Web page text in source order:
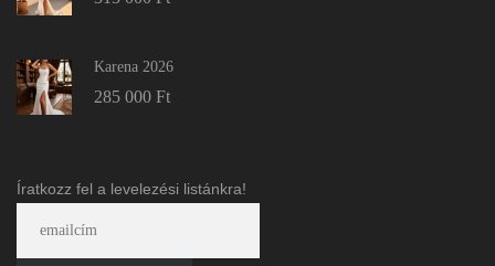
Karena 2026
285 000 Ft
Íratkozz fel a levelezési listánkra!